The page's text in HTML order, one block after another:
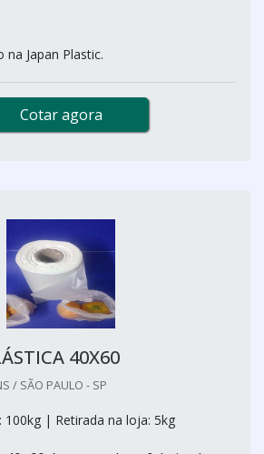
Japan Plastic.
Cotar agora
40X60
/ SÃO PAULO - SP
100kg | Retirada na loja: 5kg